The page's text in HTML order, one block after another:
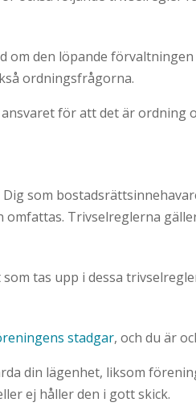
om den löpande
ordningsfrågorna.
för att det är ordning
som
Trivselreglerna
tas upp i dessa
stadgar, och du är
din lägenhet, liksom
ej håller den i gott skick.